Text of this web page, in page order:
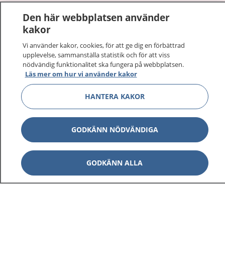
sjukdomar och vilka mottagningar du kan kontakta.
Logga in för att läsa din journal och göra dina
vårdärenden. Ring telefonnummer 1177 för
sjukvårdsrådgivning dygnet runt.
1177 ger dig råd när du vill må bättre.
1177 på flera språk Show
Om 1177 Show
Kontakt Show
Den här webbplatsen använder
kakor
Vi använder kakor, cookies, för att ge dig en förbättrad
upplevelse, sammanställa statistik och för att viss
nödvändig funktionalitet ska fungera på webbplatsen.
Läs mer om hur vi använder kakor
HANTERA KAKOR
GODKÄNN NÖDVÄNDIGA
GODKÄNN ALLA